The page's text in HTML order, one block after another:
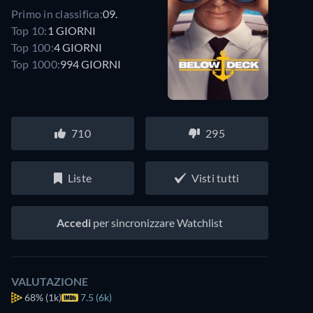
Primo in classifica:09.
Top 10: 1 GIORNI
Top 100:4 GIORNI
Top 1000:994 GIORNI
710 295
Liste Visti tutti
Accedi per sincronizzare Watchlist
VALUTAZIONE
68% (1k) 7.5 (6k)